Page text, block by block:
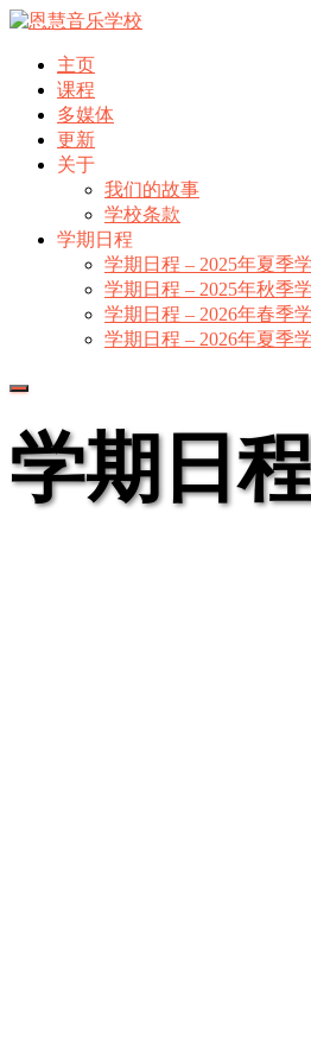
主页
课程
多媒体
更新
关于
我们的故事
学校条款
学期日程
学期日程 – 2025年夏季
学期日程 – 2025年秋季
学期日程 – 2026年春季
学期日程 – 2026年夏季
Toggle
学期日